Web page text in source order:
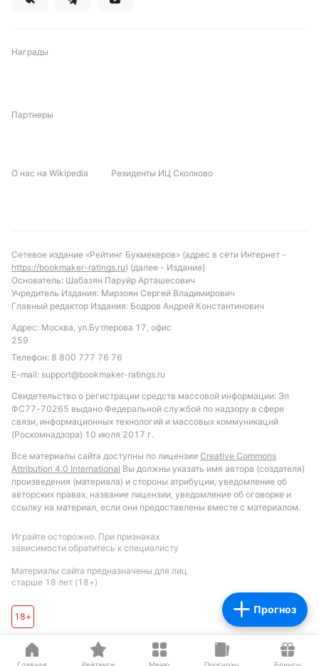
Прогноз
Награды
Партнеры
О нас на Wikipedia Резиденты ИЦ Сколково
Сетевое издание «Рейтинг Букмекеров» (адрес в сети Интернет -
https://bookmaker-ratings.ru) (далее - Издание)
Основатель: Шабазян Паруйр Арташесович
Учредитель Издания: Мирзоян Сергей Владимирович
Главный редактор Издания: Бодров Андрей Константинович
Адрес: Москва, ул.Бутлерова 17, офис
259
Телефон: 8 800 777 76 76
E-mail: support@bookmaker-ratings.ru
Свидетельство о регистрации средств массовой информации: Эл
ФС77-70265 выдано Федеральной службой по надзору в сфере
связи, информационных технологий и массовых коммуникаций
(Роскомнадзора) 10 июля 2017 г.
Все материалы сайта доступны по лицензии Creative Commons
Attribution 4.0 International Вы должны указать имя автора (создателя)
произведения (материала) и стороны атрибуции, уведомление об
авторских правах, название лицензии, уведомление об оговорке и
ссылку на материал, если они предоставлены вместе с материалом.
Играйте осторожно. При признаках
зависимости обратитесь к специалисту
Материалы сайта предназначены для лиц
старше 18 лет (18+)
18+